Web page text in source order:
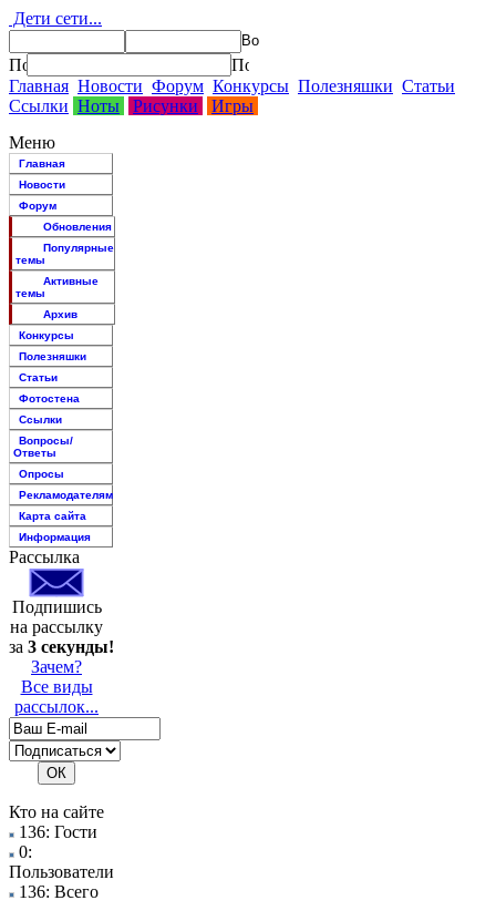
Дети сети...
Главная Новости Форум Конкурсы Полезняшки Статьи
Ссылки Ноты Рисунки
Игры
Меню
Главная
Новости
Форум
Обновления
Популярные
темы
Активные
темы
Архив
Конкурсы
Полезняшки
Статьи
Фотостена
Ссылки
Вопросы/
Ответы
Опросы
Рекламодателям
Карта сайта
Информация
Рассылка
Подпишись
на рассылку
за 3 секунды!
Зачем?
Все виды
рассылок...
Кто на сайте
136: Гости
0:
Пользователи
136: Всего